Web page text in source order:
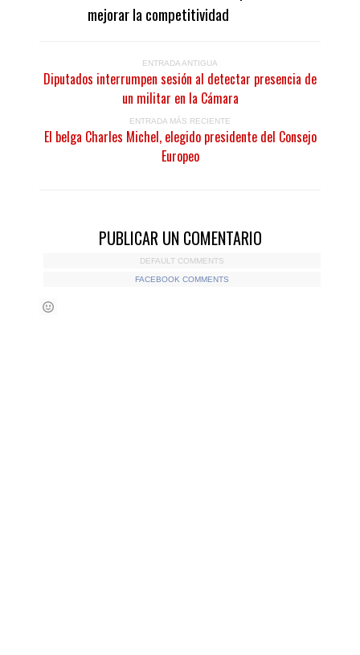
mejorar la competitividad
ENTRADA ANTIGUA
Diputados interrumpen sesión al detectar presencia de
un militar en la Cámara
ENTRADA MÁS RECIENTE
El belga Charles Michel, elegido presidente del Consejo
Europeo
PUBLICAR UN COMENTARIO
DEFAULT COMMENTS
FACEBOOK COMMENTS